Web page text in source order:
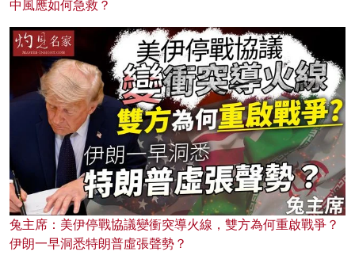
中風應如何急救？
兔主席：美伊停戰協議變衝突導火線，雙方為何重啟戰爭？
伊朗一早洞悉特朗普虛張聲勢？